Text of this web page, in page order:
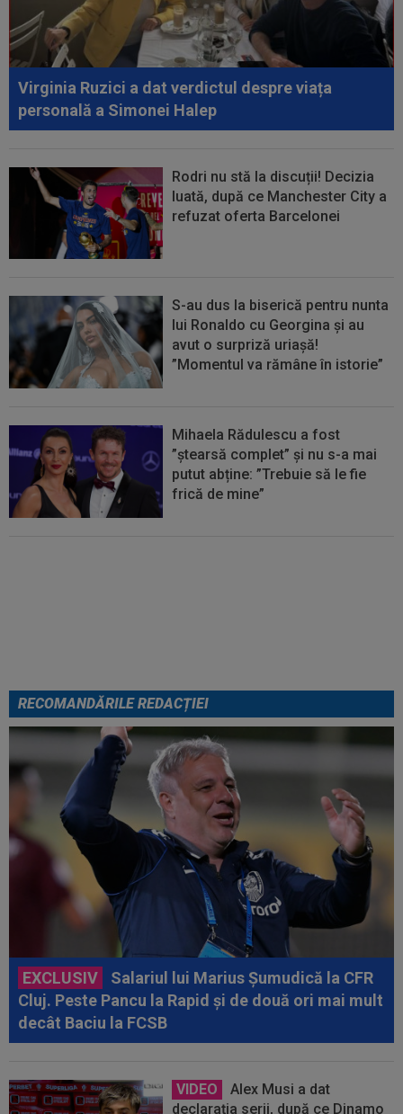
ce Dinamo a învins-o pe FC Voluntari cu...
00:20 VIDEO
Estrela - Sporting 2-2. Meci
spectaculos! Ianis Stoica a fost titular. Cele mai...
Virginia Ruzici a dat verdictul despre viața
personală a Simonei Halep
Rodri nu stă la discuții! Decizia
luată, după ce Manchester City a
refuzat oferta Barcelonei
S-au dus la biserică pentru nunta
lui Ronaldo cu Georgina și au
avut o surpriză uriașă!
”Momentul va rămâne în istorie”
Mihaela Rădulescu a fost
”ștearsă complet” și nu s-a mai
putut abține: ”Trebuie să le fie
frică de mine”
RECOMANDĂRILE REDACȚIEI
EXCLUSIV
Salariul lui Marius Șumudică la CFR
Cluj. Peste Pancu la Rapid și de două ori mai mult
decât Baciu la FCSB
VIDEO
Alex Musi a dat
declarația serii, după ce Dinamo